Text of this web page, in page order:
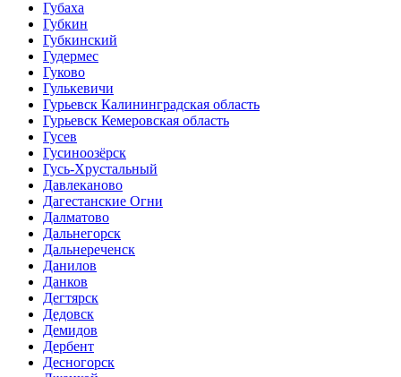
Губаха
Губкин
Губкинский
Гудермес
Гуково
Гулькевичи
Гурьевск Калининградская область
Гурьевск Кемеровская область
Гусев
Гусиноозёрск
Гусь-Хрустальный
Давлеканово
Дагестанские Огни
Далматово
Дальнегорск
Дальнереченск
Данилов
Данков
Дегтярск
Дедовск
Демидов
Дербент
Десногорск